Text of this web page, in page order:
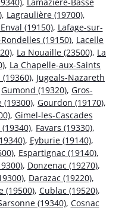
, Lagraulière (19700),
(19150), Lafage-sur-
(19150), Lacelle
, La Nouaille (23500), La
, La Chapelle-aux-Saints
, Jugeals-Nazareth
Gumond (19320), Gros-
(19300), Gourdon (19170),
, Gimel-les-Cascades
(19340), Favars (19330),
, Eyburie (19140),
, Espartignac (19140),
, Donzenac (19270),
, Darazac (19220),
(19500), Cublac (19520),
(19340), Cosnac